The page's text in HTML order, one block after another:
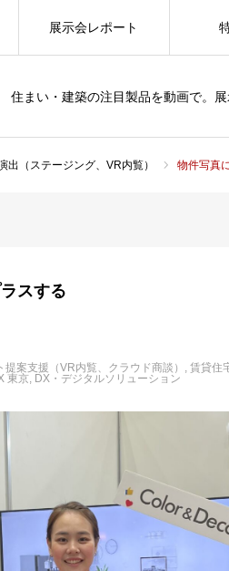
住まい・建築の注目製品を動画で。展
展示会レポート
出（ステージング、VR内覧） 物件写真
スする
提案支援（VR内覧、クラウド商談）
賃貸住
東京 DX・デジタルソリューション